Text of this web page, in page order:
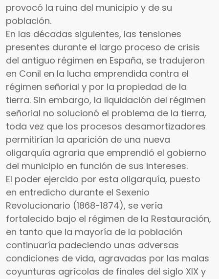
provocó la ruina del municipio y de su
población.
En las décadas siguientes, las tensiones
presentes durante el largo proceso de crisis
del antiguo régimen en España, se tradujeron
en Conil en la lucha emprendida contra el
régimen señorial y por la propiedad de la
tierra. Sin embargo, la liquidación del régimen
señorial no solucionó el problema de la tierra,
toda vez que los procesos desamortizadores
permitirían la aparición de una nueva
oligarquía agraria que emprendió el gobierno
del municipio en función de sus intereses.
El poder ejercido por esta oligarquía, puesto
en entredicho durante el Sexenio
Revolucionario (1868-1874), se vería
fortalecido bajo el régimen de la Restauración,
en tanto que la mayoría de la población
continuaría padeciendo unas adversas
condiciones de vida, agravadas por las malas
coyunturas agrícolas de finales del siglo XIX y